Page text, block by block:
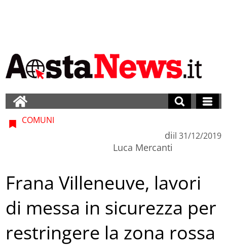
COMUNI
di
Luca Mercanti
il 31/12/2019
Frana Villeneuve, lavori
di messa in sicurezza per
restringere la zona rossa